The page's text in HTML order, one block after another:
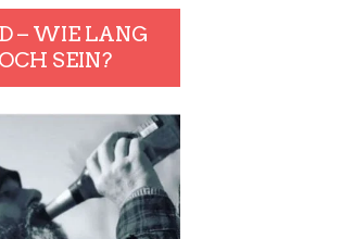
– WIE LANG
SEIN?